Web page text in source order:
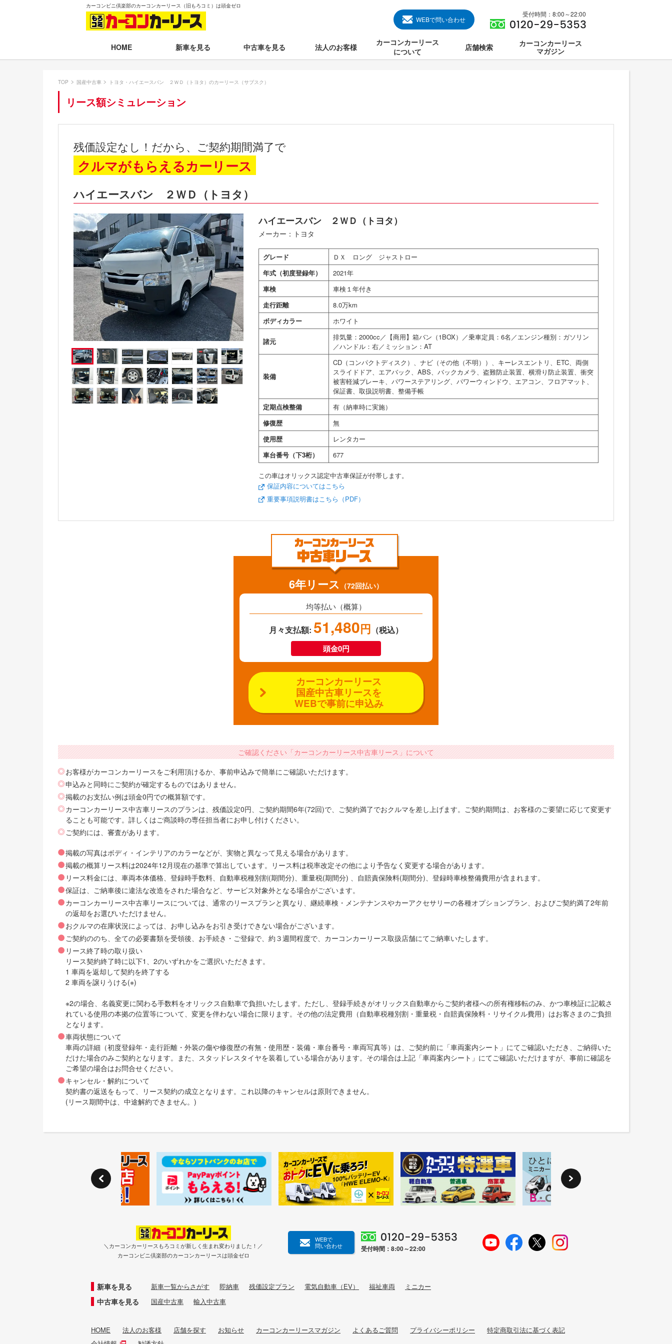
カーコンビニ倶楽部のカーコンカーリース（旧もろコミ）は頭金ゼロ
WEBで問い合わせ
受付時間：8:00～22:00
HOME 新車を見る
月々50,001円以上のクルマを見る
新車一覧から選ぶ
即納車（最短14日で納車）
残価設定プラン
電気自動車（EV）
福祉車両
ミニカー
中古車を見る 法人のお客様
カーコンカーリース
について
店舗検索
カーコンカーリース
マガジン
TOP 国産中古車 トヨタ・ハイエースバン ２ＷＤ（トヨタ）のカーリース（サブスク）
リース額シミュレーション
残価設定なし！だから、ご契約期間満了で
クルマがもらえるカーリース
ハイエースバン ２ＷＤ（トヨタ）
ハイエースバン ２ＷＤ（トヨタ）
メーカー：トヨタ
グレード
ＤＸ ロング ジャストロー
年式（初度登録年）
2021年
車検
車検１年付き
走行距離
8.0万km
ボディカラー
ホワイト
諸元
排気量：2000cc／【商用】箱バン（1BOX）／乗車定員：6名／エンジン種別：ガソリン
／ハンドル：右／ミッション：AT
装備
CD（コンパクトディスク）、ナビ（その他（不明））、キーレスエントリ、ETC、両側
スライドドア、エアバック、ABS、バックカメラ、盗難防止装置、横滑り防止装置、衝突
被害軽減ブレーキ、パワーステアリング、パワーウィンドウ、エアコン、フロアマット、
保証書、取扱説明書、整備手帳
定期点検整備
有（納車時に実施）
修復歴
無
使用歴
レンタカー
車台番号（下3桁）
677
この車はオリックス認定中古車保証が付帯します。
保証内容についてはこちら
重要事項説明書はこちら（PDF）
6年リース （72回払い）
均等払い（概算）
月々支払額: 51,480円 （税込）
頭金0円
カーコンカーリース
国産中古車リースを
WEBで事前に申込み
ご確認ください「カーコンカーリース中古車リース」について
お客様がカーコンカーリースをご利用頂けるか、事前申込みで簡単にご確認いただけます。
申込みと同時にご契約が確定するものではありません。
掲載のお支払い例は頭金0円での概算額です。
カーコンカーリース中古車リースのプランは、残価設定0円、ご契約期間6年(72回)で、ご契約満了でおクルマを差し上げます。ご契約期間は、お客様のご要望に応じて変更す
ることも可能です。詳しくはご商談時の専任担当者にお申し付けください。
ご契約には、審査があります。
掲載の写真はボディ・インテリアのカラーなどが、実物と異なって見える場合があります。
掲載の概算リース料は2024年12月現在の基準で算出しています。リース料は税率改定その他により予告なく変更する場合があります。
リース料金には、車両本体価格、登録時手数料、自動車税種別割(期間分)、重量税(期間分) 、自賠責保険料(期間分)、登録時車検整備費用が含まれます。
保証は、ご納車後に違法な改造をされた場合など、サービス対象外となる場合がございます。
カーコンカーリース中古車リースについては、通常のリースプランと異なり、継続車検・メンテナンスやカーアクセサリーの各種オプションプラン、およびご契約満了2年前
の返却をお選びいただけません。
おクルマの在庫状況によっては、お申し込みをお引き受けできない場合がございます。
ご契約ののち、全ての必要書類を受領後、お手続き・ご登録で、約３週間程度で、カーコンカーリース取扱店舗にてご納車いたします。
リース終了時の取り扱い
リース契約終了時に以下1、2のいずれかをご選択いただきます。
1 車両を返却して契約を終了する
2 車両を譲りうける(※)
※2の場合、名義変更に関わる手数料をオリックス自動車で負担いたします。ただし、登録手続きがオリックス自動車からご契約者様への所有権移転のみ、かつ車検証に記載さ
れている使用の本拠の位置等について、変更を伴わない場合に限ります。その他の法定費用（自動車税種別割・重量税・自賠責保険料・リサイクル費用）はお客さまのご負担
となります。
車両状態について
車両の詳細（初度登録年・走行距離・外装の傷や修復歴の有無・使用歴・装備・車台番号・車両写真等）は、ご契約前に「車両案内シート」にてご確認いただき、ご納得いた
だけた場合のみご契約となります。また、スタッドレスタイヤを装着している場合があります。その場合は上記「車両案内シート」にてご確認いただけますが、事前に確認を
ご希望の場合はお問合せください。
キャンセル・解約について
契約書の返送をもって、リース契約の成立となります。これ以降のキャンセルは原則できません。
(リース期間中は、中途解約できません。)
＼カーコンカーリースもろコミが新しく生まれ変わりました！／
カーコンビニ倶楽部のカーコンカーリースは頭金ゼロ
WEBで
問い合わせ
受付時間：8:00～22:00
新車を見る 新車一覧からさがす 即納車 残価設定プラン 電気自動車（EV） 福祉車両 ミニカー
中古車を見る 国産中古車 輸入中古車
HOME 法人のお客様 店舗を探す お知らせ カーコンカーリースマガジン よくあるご質問 プライバシーポリシー
特定商取引法に基づく表記